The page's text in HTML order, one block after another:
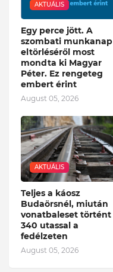
AKTUÁLIS
Egy perce jött. A
szombati munkanap
eltörléséről most
mondta ki Magyar
Péter. Ez rengeteg
embert érint
August 05, 2026
AKTUÁLIS
Teljes a káosz
Budaörsnél, miután
vonatbaleset történt
340 utassal a
fedélzeten
August 05, 2026